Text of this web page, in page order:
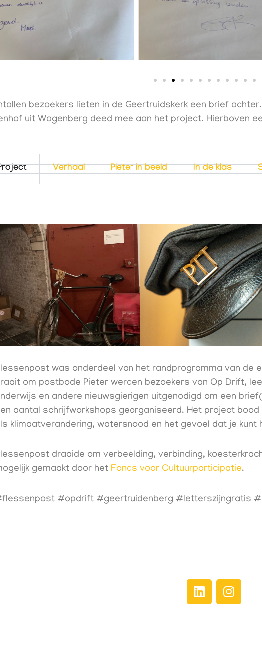
bezoekers lieten in de Geertruidskerk een brief
uit Wagenberg deed mee aan het project. Hierboven
Verhaal Pieter in beeld In de klas
was onderdeel van het randprogramma van de
om postbode Pieter werden bezoekers van Op Drift,
en andere nieuwsgierigen uitgenodigd om een
aantal schrijfworkshops georganiseerd. Het project
klimaatverandering, watersnood en het gevoel dat je kunt
draaide om verbeelding, verbinding,
gemaakt door het Fonds voor Cultuurparticipatie.⁠
#opdrift #geertruidenberg #letterszijngratis